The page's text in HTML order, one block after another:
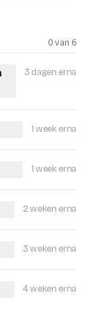
0 van 6
3 dagen erna
1 week erna
1 week erna
2 weken erna
3 weken erna
4 weken erna